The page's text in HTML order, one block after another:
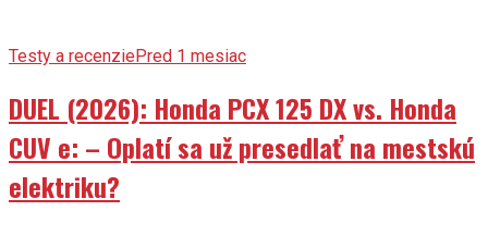
Testy a recenziePred 1 mesiac
DUEL (2026): Honda PCX 125 DX vs. Honda
CUV e: – Oplatí sa už presedlať na mestskú
elektriku?